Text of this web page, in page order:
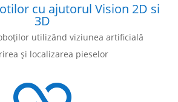
cu ajutorul Vision 2D si
3D
utilizând viziunea artificială
și localizarea pieselor